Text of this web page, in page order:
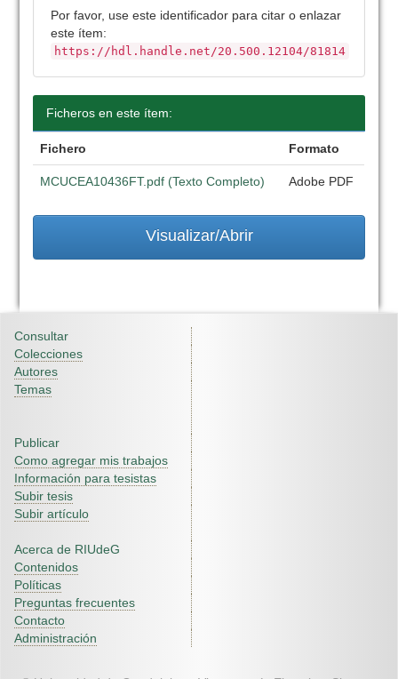
Por favor, use este identificador para citar o enlazar
este ítem:
https://hdl.handle.net/20.500.12104/81814
Ficheros en este ítem:
Fichero Formato
MCUCEA10436FT.pdf (Texto Completo) Adobe PDF
Visualizar/Abrir
Consultar
Colecciones
Autores
Temas
Publicar
Como agregar mis trabajos
Información para tesistas
Subir tesis
Subir artículo
Acerca de RIUdeG
Contenidos
Políticas
Preguntas frecuentes
Contacto
Administración